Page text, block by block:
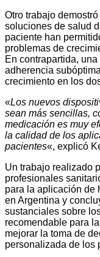
Otro trabajo
soluciones de salud
paciente han
problemas de
En contrapartida,
adherencia
crecimiento en los
«Los nuevos
sean más sencillas,
medicación es muy
la calidad de los
pacientes«, explicó
Un trabajo realizado
profesionales
para la aplicación de
en Argentina y
sustanciales sobre
recomendable para
mejorar la toma de
personalizada de los